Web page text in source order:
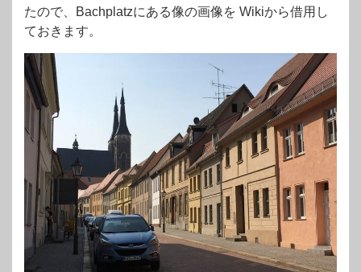
たので、Bachplatzにある像の画像を Wikiから借用し
ておきます。